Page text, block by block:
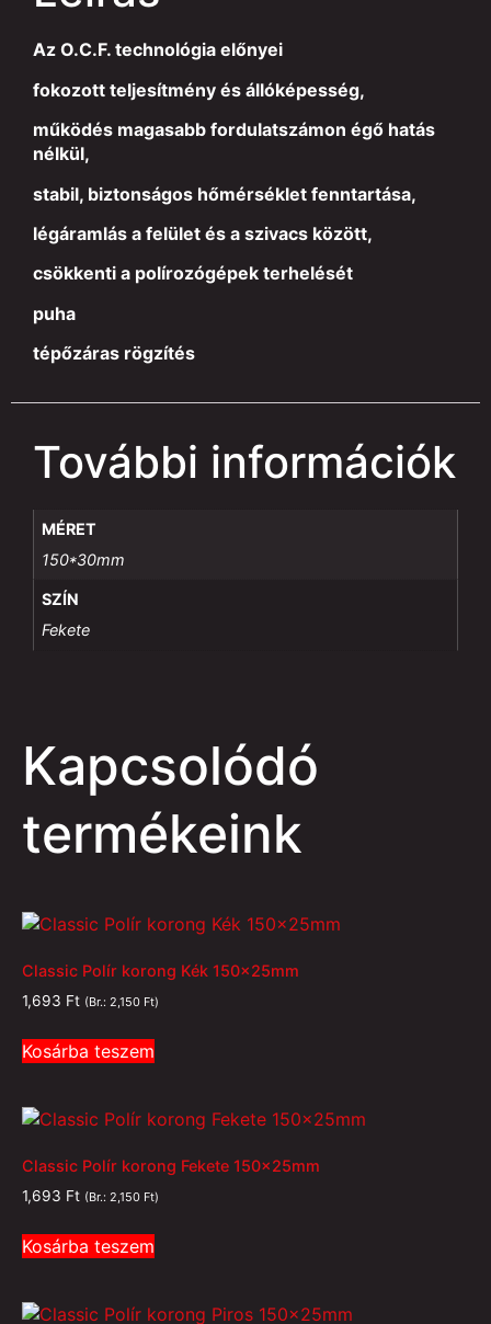
Az O.C.F. technológia előnyei
fokozott teljesítmény és állóképesség,
működés magasabb fordulatszámon égő hatás
nélkül,
stabil, biztonságos hőmérséklet fenntartása,
légáramlás a felület és a szivacs között,
csökkenti a polírozógépek terhelését
puha
tépőzáras rögzítés
További információk
MÉRET
150*30mm
SZÍN
Fekete
Kapcsolódó
termékeink
Classic Polír korong Kék 150x25mm
1,693 Ft (Br.: 2,150 Ft)
Kosárba teszem
Classic Polír korong Fekete 150x25mm
1,693 Ft (Br.: 2,150 Ft)
Kosárba teszem